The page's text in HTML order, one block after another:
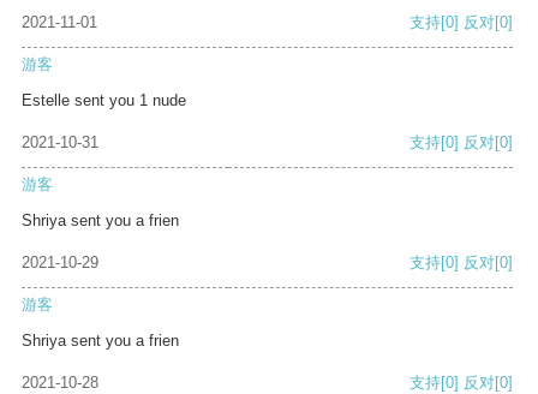
2021-11-01 支持[0] 反对[0]
游客
Estelle sent you 1 nude
2021-10-31 支持[0] 反对[0]
游客
Shriya sent you a frien
2021-10-29 支持[0] 反对[0]
游客
Shriya sent you a frien
2021-10-28 支持[0] 反对[0]